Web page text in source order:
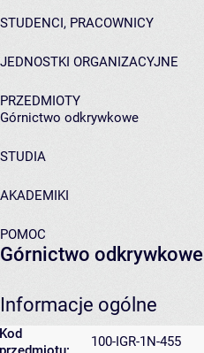
STUDENCI, PRACOWNICY
JEDNOSTKI ORGANIZACYJNE
PRZEDMIOTY
Górnictwo odkrywkowe
STUDIA
AKADEMIKI
POMOC
Górnictwo odkrywkowe
Informacje ogólne
Kod
100-IGR-1N-455